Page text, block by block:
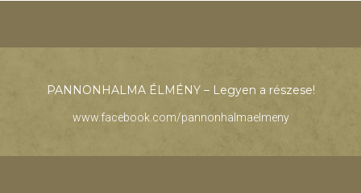
PANNONHALMA ÉLMÉNY – Legyen a részese!
www.facebook.com/pannonhalmaelmeny